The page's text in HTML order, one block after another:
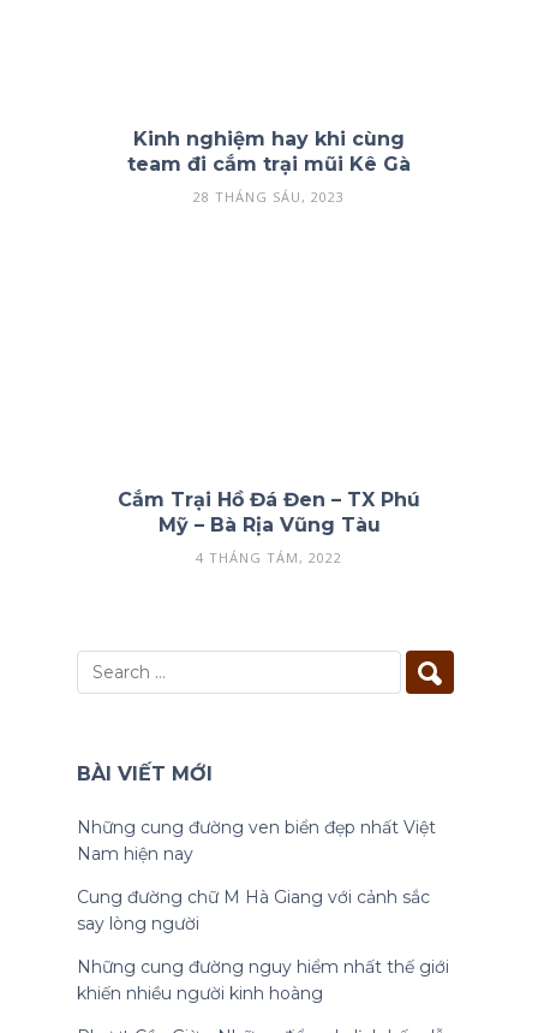
Kinh nghiệm hay khi cùng
team đi cắm trại mũi Kê Gà
28 THÁNG SÁU, 2023
Cắm Trại Hồ Đá Đen – TX Phú
Mỹ – Bà Rịa Vũng Tàu
4 THÁNG TÁM, 2022
BÀI VIẾT MỚI
Những cung đường ven biển đẹp nhất Việt
Nam hiện nay
Cung đường chữ M Hà Giang với cảnh sắc
say lòng người
Những cung đường nguy hiểm nhất thế giới
khiến nhiều người kinh hoàng